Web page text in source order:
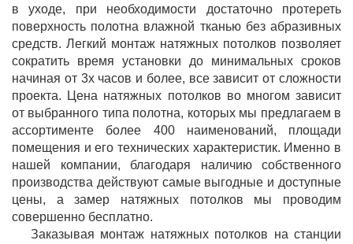
в уходе, при необходимости достаточно протереть
поверхность полотна влажной тканью без абразивных
средств. Легкий монтаж натяжных потолков позволяет
сократить время установки до минимальных сроков
начиная от 3х часов и более, все зависит от сложности
проекта. Цена натяжных потолков во многом зависит
от выбранного типа полотна, которых мы предлагаем в
ассортименте более 400 наименований, площади
помещения и его технических характеристик. Именно в
нашей компании, благодаря наличию собственного
производства действуют самые выгодные и доступные
цены, а замер натяжных потолков мы проводим
совершенно бесплатно.
Заказывая монтаж натяжных потолков на станции